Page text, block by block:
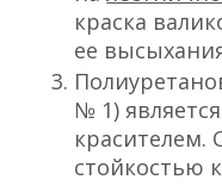
краска
ее
№ 1)
красителем.
стойкостью